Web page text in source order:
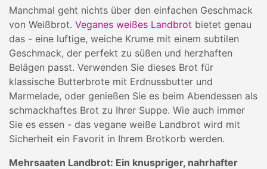
Manchmal geht nichts über den einfachen Geschmack
von Weißbrot. Veganes weißes Landbrot bietet genau
das - eine luftige, weiche Krume mit einem subtilen
Geschmack, der perfekt zu süßen und herzhaften
Belägen passt. Verwenden Sie dieses Brot für
klassische Butterbrote mit Erdnussbutter und
Marmelade, oder genießen Sie es beim Abendessen als
schmackhaftes Brot zu Ihrer Suppe. Wie auch immer
Sie es essen - das vegane weiße Landbrot wird mit
Sicherheit ein Favorit in Ihrem Brotkorb werden.
Mehrsaaten Landbrot: Ein knuspriger, nahrhafter